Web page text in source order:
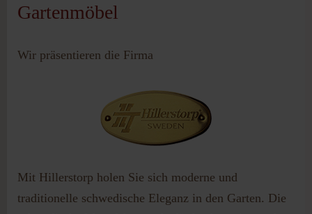
Gartenmöbel
Wir präsentieren die Firma
Mit Hillerstorp holen Sie sich moderne und
traditionelle schwedische Eleganz in den Garten. Die
Angemeldet
Passwort vergessen?
Benutzername vergessen?